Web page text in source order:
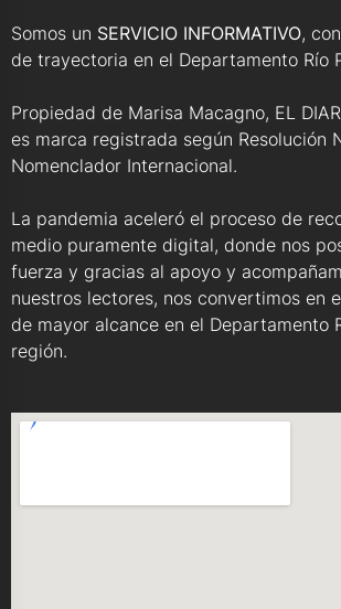
Somos un SERVICIO INFORMATIVO,
de trayectoria en el Departamento Río
Propiedad de Marisa Macagno, EL
es marca registrada según Resolución
Nomenclador Internacional.
La pandemia aceleró el proceso de
medio puramente digital, donde nos
fuerza y gracias al apoyo y
nuestros lectores, nos convertimos en
de mayor alcance en el Departamento
región.